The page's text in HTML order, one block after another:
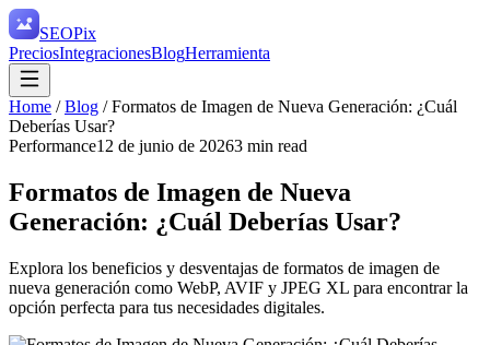
SEOPix
PreciosIntegracionesBlogHerramienta
Home /Blog /Formatos de Imagen de Nueva Generación: ¿Cuál
Deberías Usar?
Performance12 de junio de 20263 min read
Formatos de Imagen de Nueva
Generación: ¿Cuál Deberías Usar?
Explora los beneficios y desventajas de formatos de imagen de
nueva generación como WebP, AVIF y JPEG XL para encontrar la
opción perfecta para tus necesidades digitales.